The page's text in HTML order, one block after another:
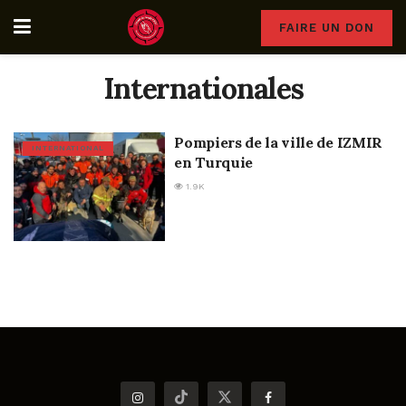
FAIRE UN DON
Internationales
INTERNATIONAL
Pompiers de la ville de IZMIR
en Turquie
1.9K